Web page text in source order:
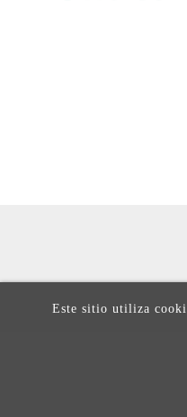
Este sitio utiliza